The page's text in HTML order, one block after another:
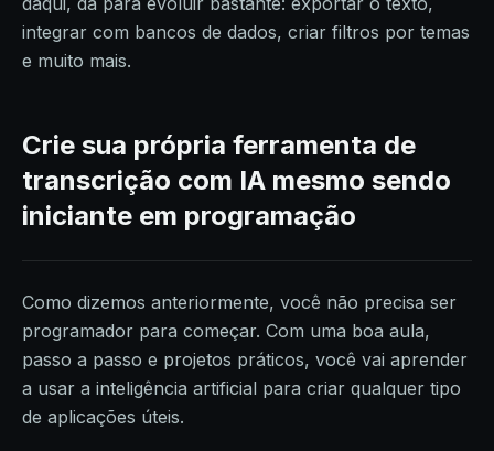
integrar com bancos de dados, criar filtros por temas
e muito mais.
Crie sua própria ferramenta de
transcrição com IA mesmo sendo
iniciante em programação
Como dizemos anteriormente, você não precisa ser
programador para começar. Com uma boa aula,
passo a passo e projetos práticos, você vai aprender
a usar a inteligência artificial para criar qualquer tipo
de aplicações úteis.